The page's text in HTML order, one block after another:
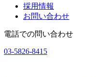
採用情報
お問い合わせ
電話での問い合わせ
03-5826-8415